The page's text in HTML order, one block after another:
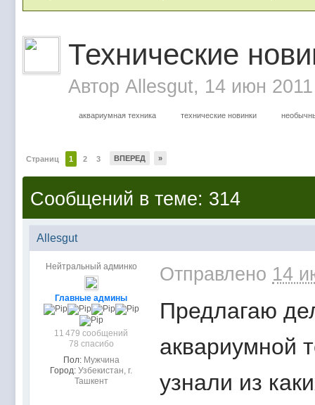
Технические
Автор Allesgut, 14 июн
аквариумная техника технические новинки
Страниц 1 2 3 ВПЕРЕД »
Сообщений в теме: 314
Allesgut
Нейтральный админко
Главные админы
11 479 сообщений
78 спасибо
Пол: Мужчина
Город: Узбекистан, г.
Ташкент
Отправлено 14
Предлагаю
аквариумной
узнали из